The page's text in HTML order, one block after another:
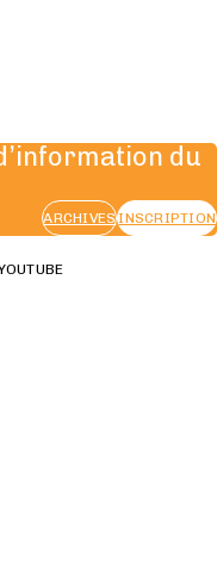
du
ARCHIVESINSCRIPTION